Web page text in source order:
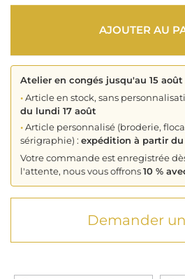
AJOUTER AU
Atelier en congés jusqu'au 15 août
•Article en stock, sans
du lundi 17 août
•Article personnalisé (broderie,
sérigraphie) : expédition à partir
Votre commande est enregistrée
l'attente, nous vous offrons10 %
Demander